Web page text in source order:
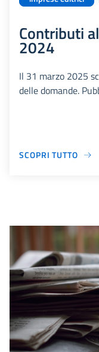
Contributi
2024
Il 31 marzo 2025
delle domande.
SCOPRI TUTTO